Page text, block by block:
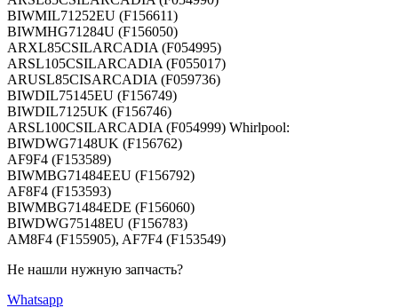
BIWMIL71252EU (F156611)
BIWMHG71284U (F156050)
ARXL85CSILARCADIA (F054995)
ARSL105CSILARCADIA (F055017)
ARUSL85CISARCADIA (F059736)
BIWDIL75145EU (F156749)
BIWDIL7125UK (F156746)
ARSL100CSILARCADIA (F054999) Whirlpool:
BIWDWG7148UK (F156762)
AF9F4 (F153589)
BIWMBG71484EEU (F156792)
AF8F4 (F153593)
BIWMBG71484EDE (F156060)
BIWDWG75148EU (F156783)
AM8F4 (F155905), AF7F4 (F153549)
Не нашли нужную запчасть?
Whatsapp